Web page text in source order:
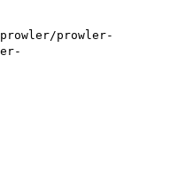
prowler-